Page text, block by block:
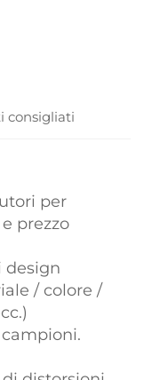
consigliati
per
prezzo
design
/ colore /